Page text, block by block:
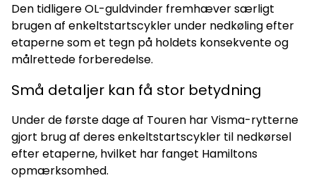
Den tidligere OL-guldvinder fremhæver særligt
brugen af enkeltstartscykler under nedkøling efter
etaperne som et tegn på holdets konsekvente og
målrettede forberedelse.
Små detaljer kan få stor betydning
Under de første dage af Touren har Visma-rytterne
gjort brug af deres enkeltstartscykler til nedkørsel
efter etaperne, hvilket har fanget Hamiltons
opmærksomhed.